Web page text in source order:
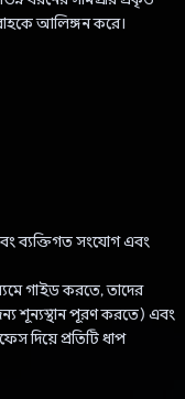
আলিঙ্গন করে।
ব্যক্তিগত সংযোগ এবং
গাইড করতে, তাদের
শূন্যস্থান পূরণ করতে) এবং
দিয়ে প্রতিটি ধাপ